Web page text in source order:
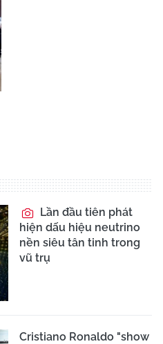
Lần đầu tiên phát
hiện dấu hiệu neutrino
nền siêu tân tinh trong
vũ trụ
Cristiano Ronaldo "show